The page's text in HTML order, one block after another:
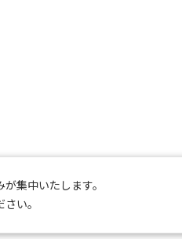
集中いたします。
い。